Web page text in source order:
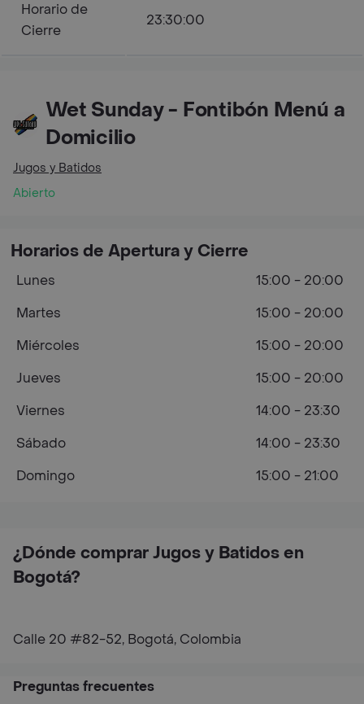
Horario de
Cierre
23:30:00
Wet Sunday - Fontibón Menú a
Domicilio
Jugos y Batidos
Abierto
¿Dónde comprar Jugos y Batidos en
Bogotá?
Calle 20 #82-52, Bogotá, Colombia
Horarios de Apertura y Cierre
Lunes
15:00 - 20:00
Martes
15:00 - 20:00
Miércoles
15:00 - 20:00
Jueves
15:00 - 20:00
Viernes
14:00 - 23:30
Sábado
14:00 - 23:30
Domingo
15:00 - 21:00
Preguntas frecuentes